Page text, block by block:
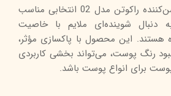
فوم شستشوی صورت روشن‌کننده راکوتن مدل 02 انتخابی مناسب
دنبال شوینده‌ای ملایم با خاصیت
هستند. این محصول با پاکسازی مؤثر،
رنگ پوست، می‌تواند بخشی کاربردی
پوست برای انواع پوست باشد.